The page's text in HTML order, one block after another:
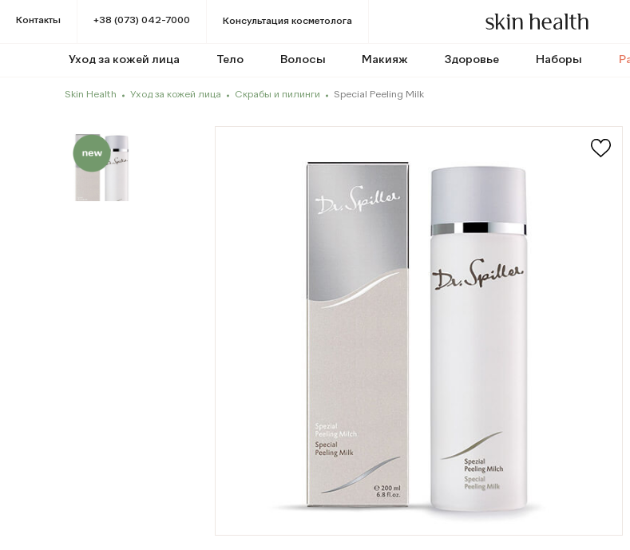
Контакты +38 (073) 042-7000 Консультация косметолога
Уход за кожей лица Тело Волосы Макияж Здоровье Наборы
Skin Health Уход за кожей лица Скрабы и пилинги Special Peeling Milk